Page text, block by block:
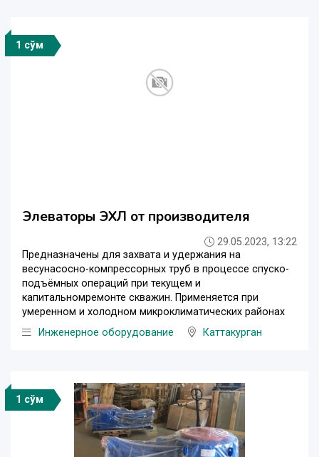
1 сўм
Элеваторы ЭХЛ от производителя
29.05.2023, 13:22
Предназначены для захвата и удержания на
весунасосно-компрессорных труб в процессе спуско-
подъёмных операций при текущем и
капитальномремонте скважин. Применяется при
умеренном и холодном микроклиматических районах
Инженерное оборудование
Каттакурган
1 сўм